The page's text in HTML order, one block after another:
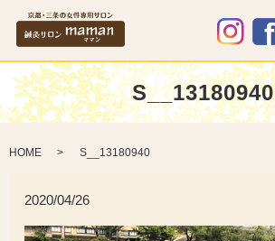
S__13180940
HOME S__13180940
2020/04/26